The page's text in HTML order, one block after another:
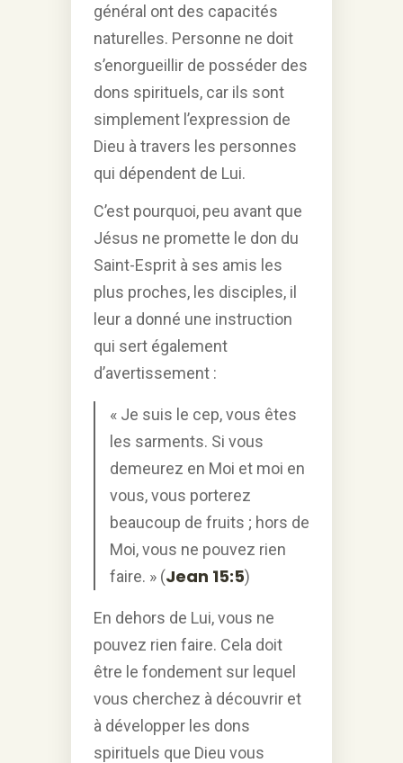
général ont des capacités
naturelles. Personne ne doit
s’enorgueillir de posséder des
dons spirituels, car ils sont
simplement l’expression de
Dieu à travers les personnes
qui dépendent de Lui.
C’est pourquoi, peu avant que
Jésus ne promette le don du
Saint-Esprit à ses amis les
plus proches, les disciples, il
leur a donné une instruction
qui sert également
d’avertissement :
« Je suis le cep, vous êtes
les sarments. Si vous
demeurez en Moi et moi en
vous, vous porterez
beaucoup de fruits ; hors de
Moi, vous ne pouvez rien
faire. » (Jean 15:5)
En dehors de Lui, vous ne
pouvez rien faire. Cela doit
être le fondement sur lequel
vous cherchez à découvrir et
à développer les dons
spirituels que Dieu vous